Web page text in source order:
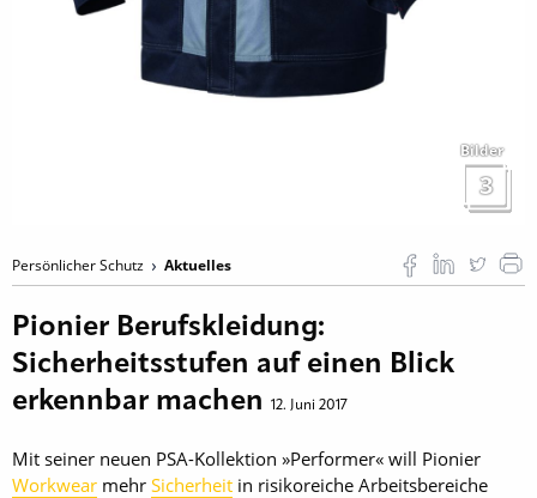
Bilder
3
Persönlicher Schutz Aktuelles
Pionier Berufskleidung:
Sicherheitsstufen auf einen Blick
erkennbar machen
12. Juni 2017
Mit seiner neuen PSA-Kollektion »Performer« will Pionier
Workwear mehr Sicherheit in risikoreiche Arbeitsbereiche